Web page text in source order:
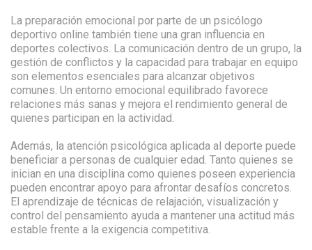
La preparación emocional por parte de un psicólogo
deportivo online también tiene una gran influencia en
deportes colectivos. La comunicación dentro de un grupo, la
gestión de conflictos y la capacidad para trabajar en equipo
son elementos esenciales para alcanzar objetivos
comunes. Un entorno emocional equilibrado favorece
relaciones más sanas y mejora el rendimiento general de
quienes participan en la actividad.
Además, la atención psicológica aplicada al deporte puede
beneficiar a personas de cualquier edad. Tanto quienes se
inician en una disciplina como quienes poseen experiencia
pueden encontrar apoyo para afrontar desafíos concretos.
El aprendizaje de técnicas de relajación, visualización y
control del pensamiento ayuda a mantener una actitud más
estable frente a la exigencia competitiva.